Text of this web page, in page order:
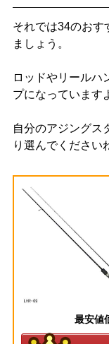
それでは34のおす
ましょう。
ロッドやリールハ
プになっています
自分のアジングス
り選んでください
最安値